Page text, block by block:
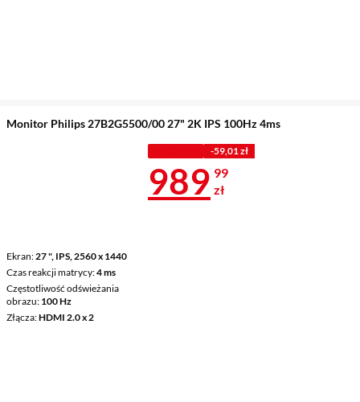
Monitor Philips 27B2G5500/00 27" 2K IPS 100Hz 4ms
Ekran 27 ", IPS, 2560 x 1440
Czas reakcji matrycy 4 ms
Częstotliwość odświeżania
obrazu 100 Hz
Złącza HDMI 2.0 x 2
-59,01 zł
Cena 989,99
989 99
zł